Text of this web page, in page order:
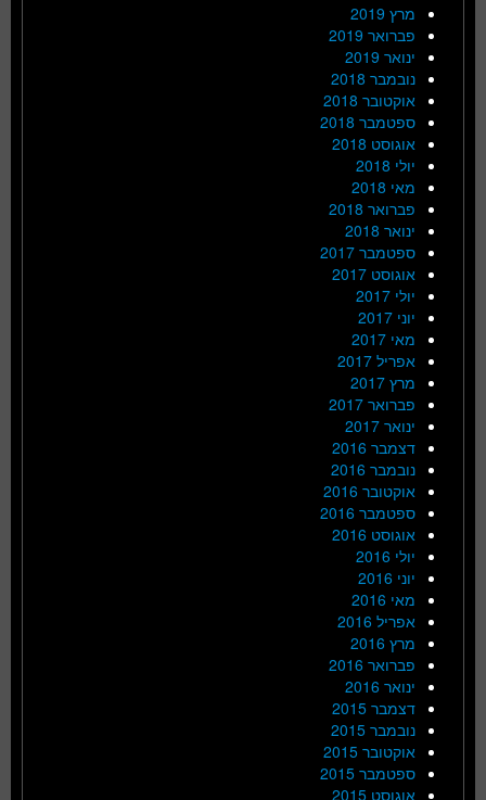
מרץ 2019
פברואר 2019
ינואר 2019
נובמבר 2018
אוקטובר 2018
ספטמבר 2018
אוגוסט 2018
יולי 2018
מאי 2018
פברואר 2018
ינואר 2018
ספטמבר 2017
אוגוסט 2017
יולי 2017
יוני 2017
מאי 2017
אפריל 2017
מרץ 2017
פברואר 2017
ינואר 2017
דצמבר 2016
נובמבר 2016
אוקטובר 2016
ספטמבר 2016
אוגוסט 2016
יולי 2016
יוני 2016
מאי 2016
אפריל 2016
מרץ 2016
פברואר 2016
ינואר 2016
דצמבר 2015
נובמבר 2015
אוקטובר 2015
ספטמבר 2015
אוגוסט 2015